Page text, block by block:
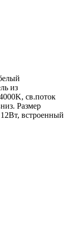
из
св.поток
Размер
встроенный